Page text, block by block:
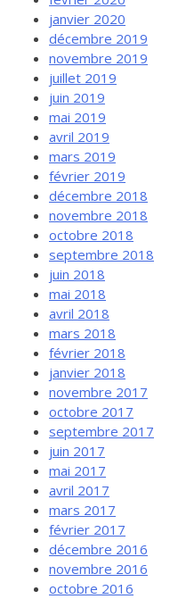
janvier 2020
décembre 2019
novembre 2019
juillet 2019
juin 2019
mai 2019
avril 2019
mars 2019
février 2019
décembre 2018
novembre 2018
octobre 2018
septembre 2018
juin 2018
mai 2018
avril 2018
mars 2018
février 2018
janvier 2018
novembre 2017
octobre 2017
septembre 2017
juin 2017
mai 2017
avril 2017
mars 2017
février 2017
décembre 2016
novembre 2016
octobre 2016